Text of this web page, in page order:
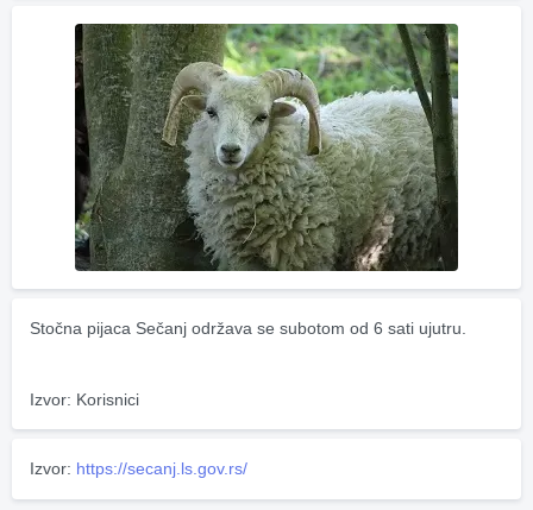
Stočna pijaca Sečanj održava se subotom od 6 sati ujutru.
Izvor: Korisnici
Izvor: https://secanj.ls.gov.rs/